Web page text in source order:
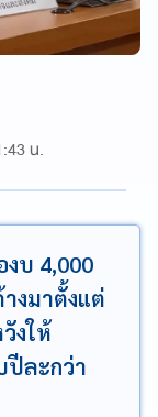
น.
บ 4,000
งมาตั้งแต่
งให้
ปีละกว่า